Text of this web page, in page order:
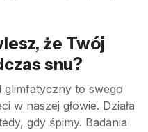
że Twój
snu?
glimfatyczny to swego
w naszej głowie. Działa
gdy śpimy. Badania